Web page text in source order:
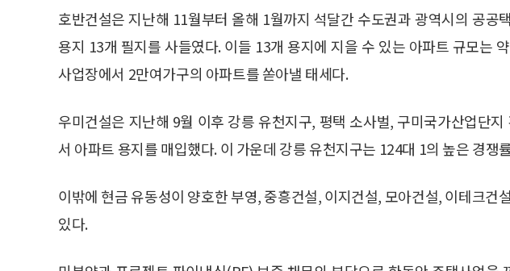
호반건설은 지난해 11월부터 올해 1월까지 석달간 수도권과 광역시의 공공
용지 13개 필지를 사들였다. 이들 13개 용지에 지을 수 있는 아파트 규모는
사업장에서 2만여가구의 아파트를 쏟아낼 태세다.
우미건설은 지난해 9월 이후 강릉 유천지구, 평택 소사벌, 구미국가산업단
서 아파트 용지를 매입했다. 이 가운데 강릉 유천지구는 124대 1의 높은 경쟁
이밖에 현금 유동성이 양호한 부영, 중흥건설, 이지건설, 모아건설, 이테크건
있다.